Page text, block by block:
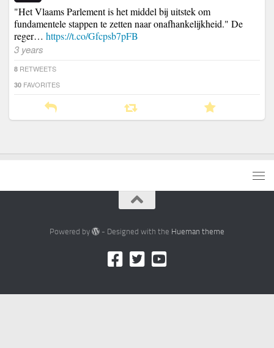
"Het Vlaams Parlement is het middel bij uitstek om
fundamentele stappen te zetten naar onafhankelijkheid." De
reger… https://t.co/Gfcpsb7pFB
3 years
8 RETWEETS
30 FAVORITES
Powered by - Designed with the Hueman theme